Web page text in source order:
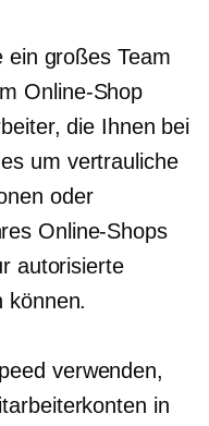
ein großes Team
Online-Shop
die Ihnen bei
um vertrauliche
oder
Online-Shops
autorisierte
können.
verwenden,
in